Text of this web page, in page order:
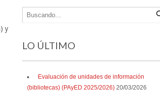
y
LO ÚLTIMO
Evaluación de unidades de información
(bibliotecas) (PAyED 2025/2026) 20/03/2026